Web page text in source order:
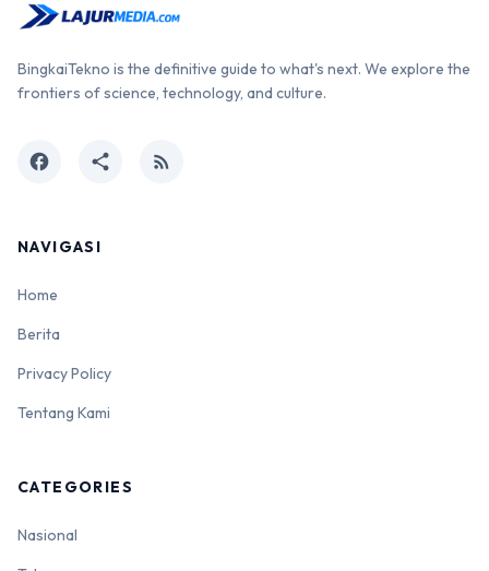
BingkaiTekno is the definitive guide to what's next. We explore the
frontiers of science, technology, and culture.
facebook share rss_feed
NAVIGASI
Home
Berita
Privacy Policy
Tentang Kami
CATEGORIES
Nasional